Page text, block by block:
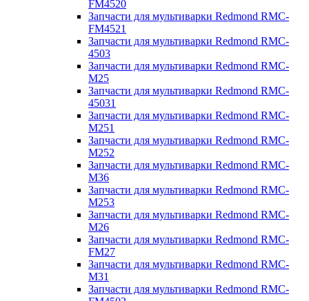
FM4520
Запчасти для мультиварки Redmond RMC-
FM4521
Запчасти для мультиварки Redmond RMC-
4503
Запчасти для мультиварки Redmond RMC-
M25
Запчасти для мультиварки Redmond RMC-
45031
Запчасти для мультиварки Redmond RMC-
M251
Запчасти для мультиварки Redmond RMC-
M252
Запчасти для мультиварки Redmond RMC-
M36
Запчасти для мультиварки Redmond RMC-
M253
Запчасти для мультиварки Redmond RMC-
M26
Запчасти для мультиварки Redmond RMC-
FM27
Запчасти для мультиварки Redmond RMC-
M31
Запчасти для мультиварки Redmond RMC-